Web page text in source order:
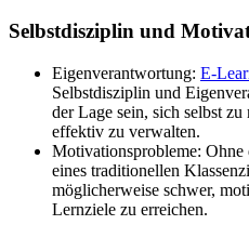
Selbstdisziplin und
Eigenverantwortung: E-
Selbstdisziplin und
der Lage sein, sich selbst
effektiv zu verwalten.
Motivationsprobleme:
eines traditionellen
möglicherweise schwer,
Lernziele zu erreichen.